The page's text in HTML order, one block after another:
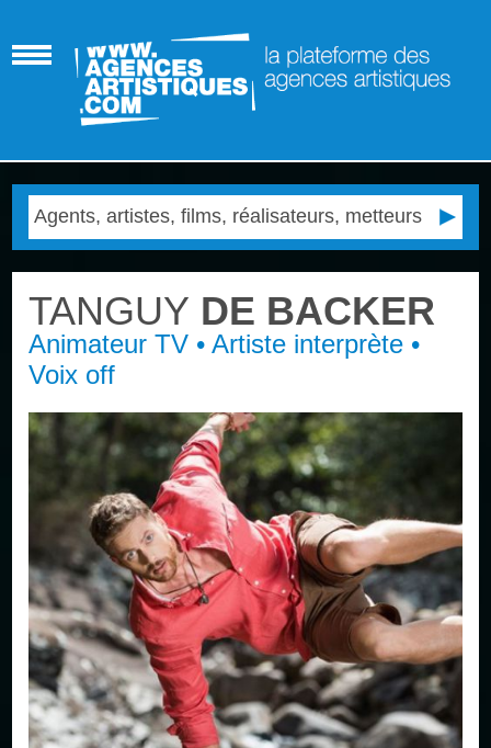
TANGUY DE BACKER
Animateur TV • Artiste interprète •
Voix off